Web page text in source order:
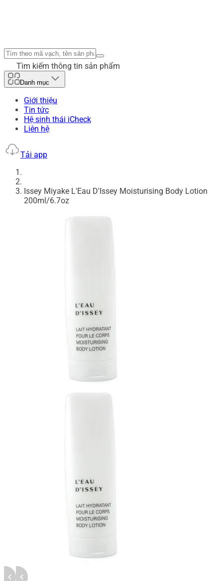
Tìm kiếm thông tin sản phẩm
Danh mục
Giới thiệu
Tin tức
Hệ sinh thái iCheck
Liên hệ
Tải app
Issey Miyake L'Eau D'Issey Moisturising Body Lotion
200ml/6.7oz